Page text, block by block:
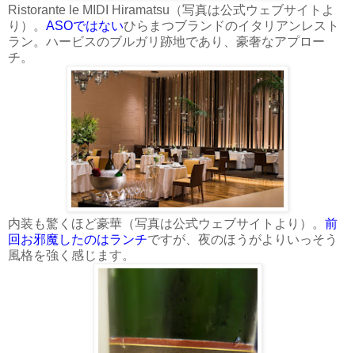
Ristorante le MIDI Hiramatsu（写真は公式ウェブサイトよ
り）。 ASOではないひらまつブランドのイタリアンレスト
ラン。ハービスのブルガリ跡地であり、豪奢なアプロー
チ。
内装も驚くほど豪華（写真は公式ウェブサイトより）。 前
回お邪魔したのはランチですが、夜のほうがよりいっそう
風格を強く感じます。